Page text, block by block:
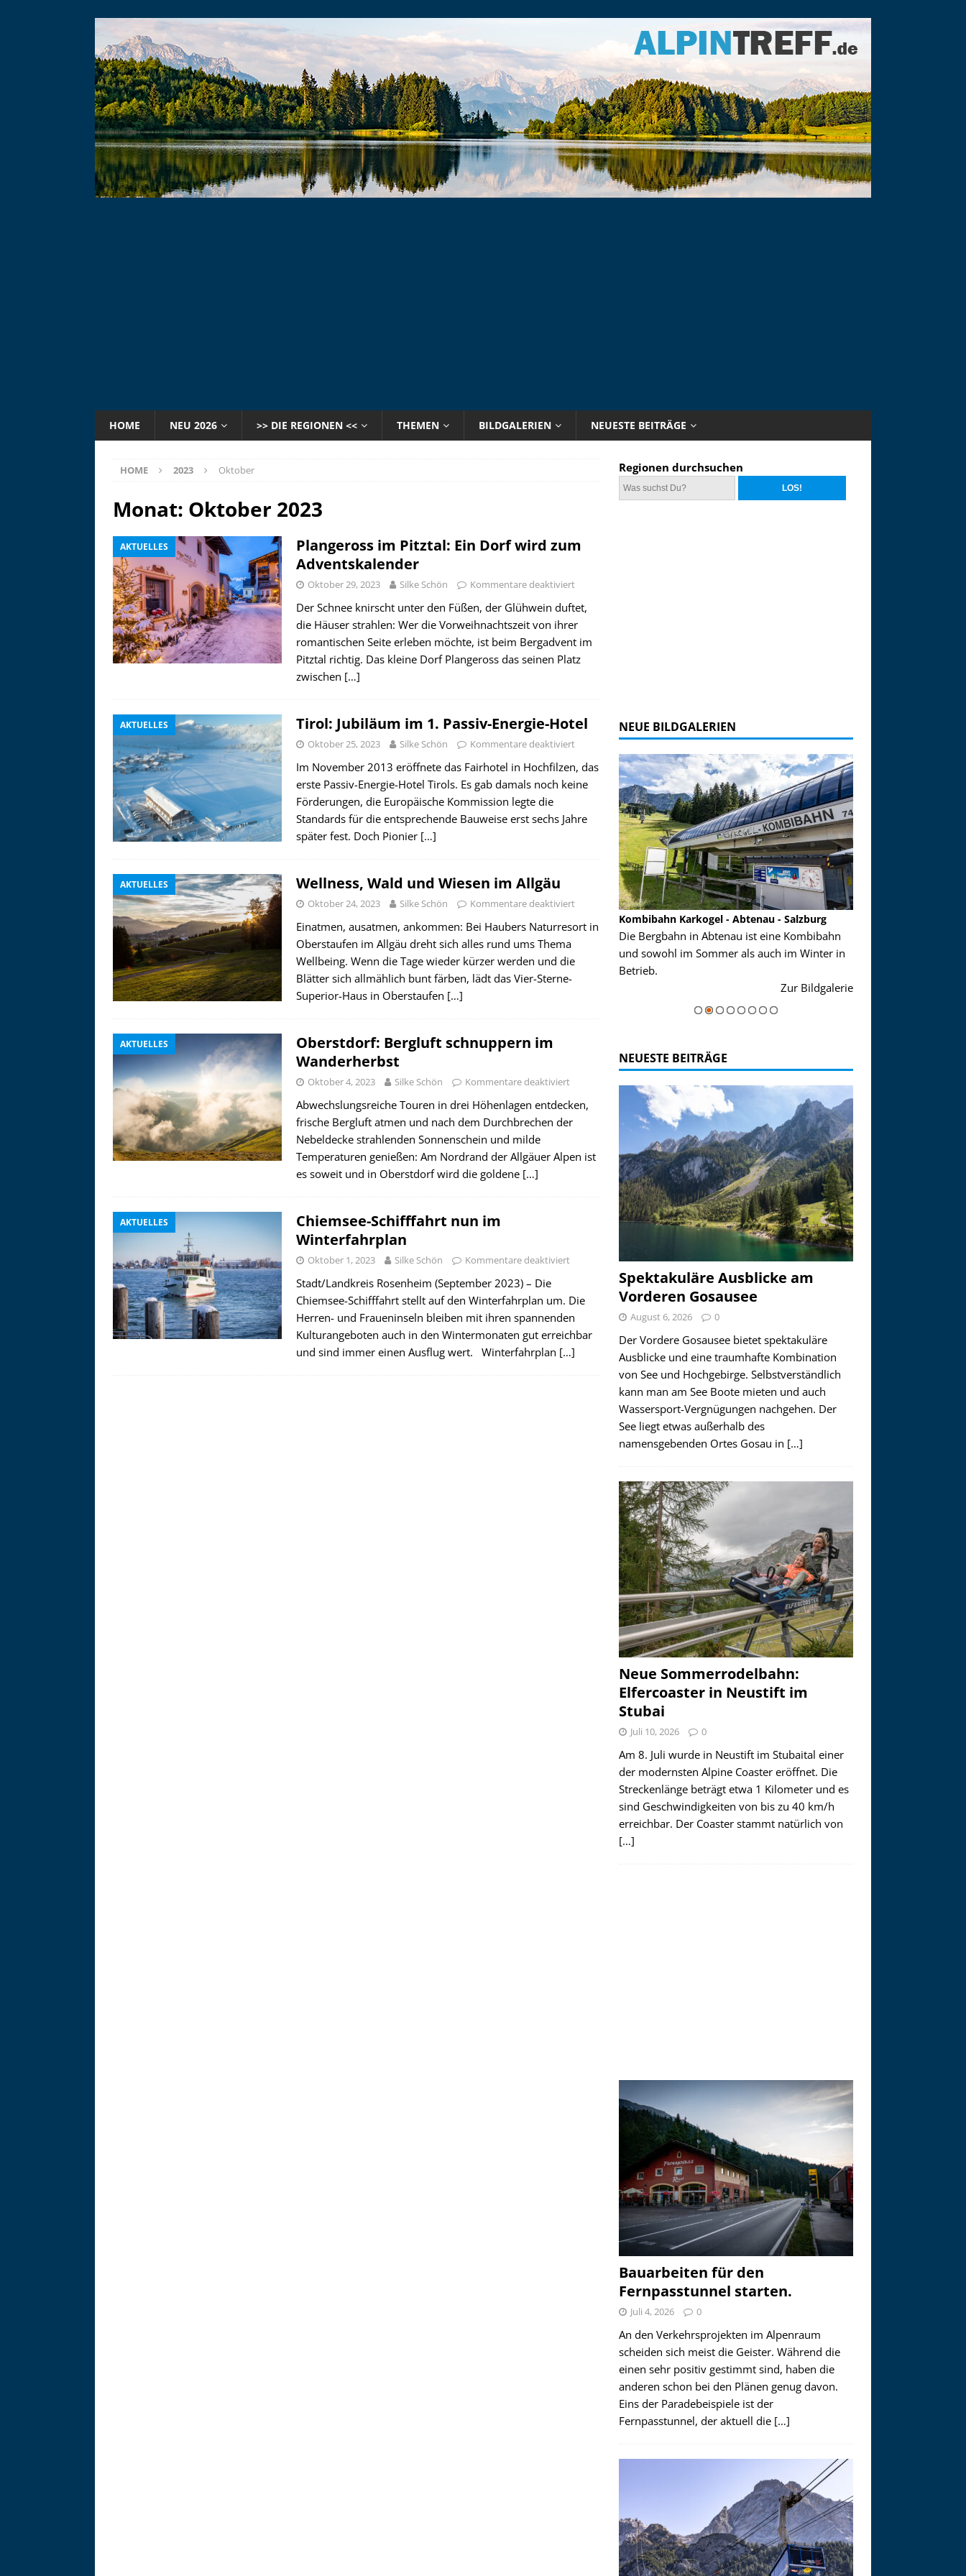
HOME NEU 2026 >> DIE REGIONEN << THEMEN BILDGALERIEN NEUESTE BEITRÄGE
HOME 2023 Oktober
Monat: Oktober 2023
AKTUELLES
Plangeross im Pitztal: Ein Dorf wird zum
Adventskalender
Oktober 29, 2023 Silke Schön Kommentare deaktiviert
Der Schnee knirscht unter den Füßen, der Glühwein duftet,
die Häuser strahlen: Wer die Vorweihnachtszeit von ihrer
romantischen Seite erleben möchte, ist beim Bergadvent im
Pitztal richtig. Das kleine Dorf Plangeross das seinen Platz
zwischen […]
AKTUELLES Tirol: Jubiläum im 1. Passiv-Energie-Hotel
Oktober 25, 2023 Silke Schön Kommentare deaktiviert
Im November 2013 eröffnete das Fairhotel in Hochfilzen, das
erste Passiv-Energie-Hotel Tirols. Es gab damals noch keine
Förderungen, die Europäische Kommission legte die
Standards für die entsprechende Bauweise erst sechs Jahre
später fest. Doch Pionier […]
AKTUELLES Wellness, Wald und Wiesen im Allgäu
Oktober 24, 2023 Silke Schön Kommentare deaktiviert
Einatmen, ausatmen, ankommen: Bei Haubers Naturresort in
Oberstaufen im Allgäu dreht sich alles rund ums Thema
Wellbeing. Wenn die Tage wieder kürzer werden und die
Blätter sich allmählich bunt färben, lädt das Vier-Sterne-
Superior-Haus in Oberstaufen […]
AKTUELLES
Oberstdorf: Bergluft schnuppern im
Wanderherbst
Oktober 4, 2023 Silke Schön Kommentare deaktiviert
Abwechslungsreiche Touren in drei Höhenlagen entdecken,
frische Bergluft atmen und nach dem Durchbrechen der
Nebeldecke strahlenden Sonnenschein und milde
Temperaturen genießen: Am Nordrand der Allgäuer Alpen ist
es soweit und in Oberstdorf wird die goldene […]
AKTUELLES
Chiemsee-Schifffahrt nun im
Winterfahrplan
Oktober 1, 2023 Silke Schön Kommentare deaktiviert
Stadt/Landkreis Rosenheim (September 2023) – Die
Chiemsee-Schifffahrt stellt auf den Winterfahrplan um. Die
Herren- und Fraueninseln bleiben mit ihren spannenden
Kulturangeboten auch in den Wintermonaten gut erreichbar
und sind immer einen Ausflug wert. Winterfahrplan […]
Regionen durchsuchen
NEUE BILDGALERIEN
Alpine Coaster - Imst - Tirol - Bilder
Mehr als 3,5 Kilometer Fahrspaß auf dem
Alpine Coaster in Imst! Hier kannst Du Dir
Bilder des Coasters ansehen.
Kombibahn Karkogel - Abtenau - Salzburg
Die Bergbahn in Abtenau ist eine Kombibahn
und sowohl im Sommer als auch im Winter in
Betrieb.
Zur Bildgaleriemajestätisch...
Asitzbahn - Leogang - Bilder
Schau Dir hier Bilder der Asitzbahn in Leogang
an.
Zur Bildgalerie
NEUESTE BEITRÄGE
Spektakuläre Ausblicke am
Vorderen Gosausee
August 6, 2026 0
Der Vordere Gosausee bietet spektakuläre
Ausblicke und eine traumhafte Kombination
von See und Hochgebirge. Selbstverständlich
kann man am See Boote mieten und auch
Wassersport-Vergnügungen nachgehen. Der
See liegt etwas außerhalb des
namensgebenden Ortes Gosau in […]
Neue Sommerrodelbahn:
Elfercoaster in Neustift im
Stubai
Juli 10, 2026 0
Am 8. Juli wurde in Neustift im Stubaital einer
der modernsten Alpine Coaster eröffnet. Die
Streckenlänge beträgt etwa 1 Kilometer und es
sind Geschwindigkeiten von bis zu 40 km/h
erreichbar. Der Coaster stammt natürlich von
[…]
Bauarbeiten für den
Fernpasstunnel starten.
Juli 4, 2026 0
An den Verkehrsprojekten im Alpenraum
scheiden sich meist die Geister. Während die
einen sehr positiv gestimmt sind, haben die
anderen schon bei den Plänen genug davon.
Eins der Paradebeispiele ist der
Fernpasstunnel, der aktuell die […]